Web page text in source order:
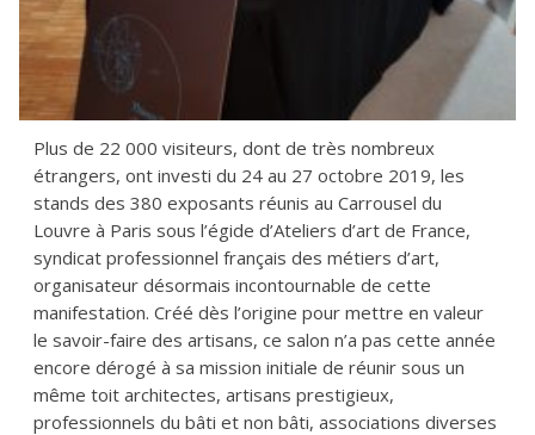
Plus de 22 000 visiteurs, dont de très nombreux
étrangers, ont investi du 24 au 27 octobre 2019, les
stands des 380 exposants réunis au Carrousel du
Louvre à Paris sous l’égide d’Ateliers d’art de France,
syndicat professionnel français des métiers d’art,
organisateur désormais incontournable de cette
manifestation. Créé dès l’origine pour mettre en valeur
le savoir-faire des artisans, ce salon n’a pas cette année
encore dérogé à sa mission initiale de réunir sous un
même toit architectes, artisans prestigieux,
professionnels du bâti et non bâti, associations diverses